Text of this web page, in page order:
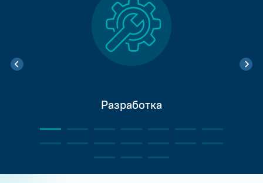
Разработка